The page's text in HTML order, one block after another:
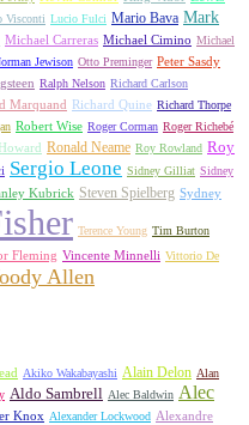
Visconti Lucio Fulci Mario Bava Mark
Michael Carreras Michael Cimino Michael
Jewison Otto Preminger Peter Sasdy
Ralph Nelson Richard Carlson
Marquand Richard Quine Richard Thorpe
Robert Wise Roger Corman Roger Richebé
Ronald Neame Roy Rowland Roy
Sergio Leone Sidney Gilliat Sidney
Kubrick Steven Spielberg Sydney
Terence Young Tim Burton
Fleming Vincente Minnelli Vittorio De
Allen
Akiko Wakabayashi Alain Delon Alan
Aldo Sambrell Alec Baldwin Alec
Knox Alexander Lockwood Alexandre